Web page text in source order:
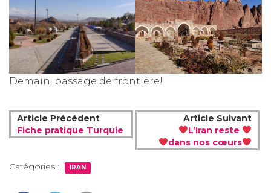
Demain, passage de frontière!
Article Précédent
Fiche pratique Turquie
Article Suivant
L’Iran reste
dans nos cœurs
Catégories : IRAN